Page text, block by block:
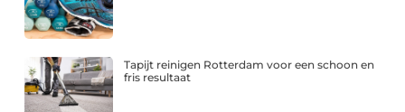
Tapijt reinigen Rotterdam voor een schoon en
fris resultaat